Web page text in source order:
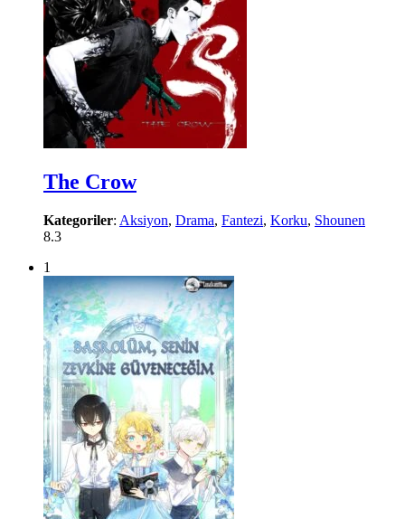
The Crow
Kategoriler: Aksiyon, Drama, Fantezi, Korku, Shounen
8.3
1